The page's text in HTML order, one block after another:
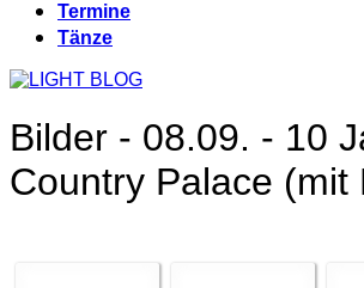
Termine
Tänze
Bilder - 08.09. - 10
Country Palace (mit